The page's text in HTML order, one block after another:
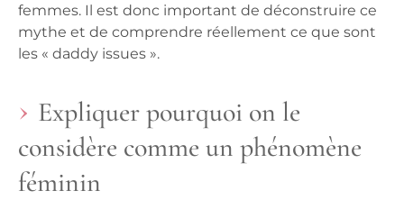
femmes. Il est donc important de déconstruire ce
mythe et de comprendre réellement ce que sont
les « daddy issues ».
Expliquer pourquoi on le
considère comme un phénomène
féminin